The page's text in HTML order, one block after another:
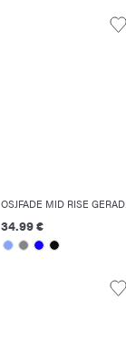
34.99 €